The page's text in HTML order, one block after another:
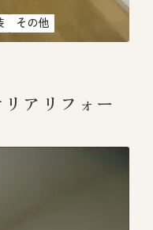
その他
アリフォー